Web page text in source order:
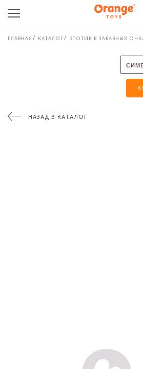
ГЛАВНАЯ КАТАЛОГ КТОТИК В ЗАБАВНЫХ
НАЗАД В КАТАЛОГ